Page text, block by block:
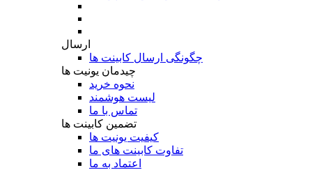
ارسال
چگونگی ارسال کابینت ها
چیدمان یونیت ها
نحوه خرید
لیست هوشمند
تماس با ما
تضمین کابینت ها
کیفیت یونیت ها
تفاوت کابینت های ما
اعتماد به ما